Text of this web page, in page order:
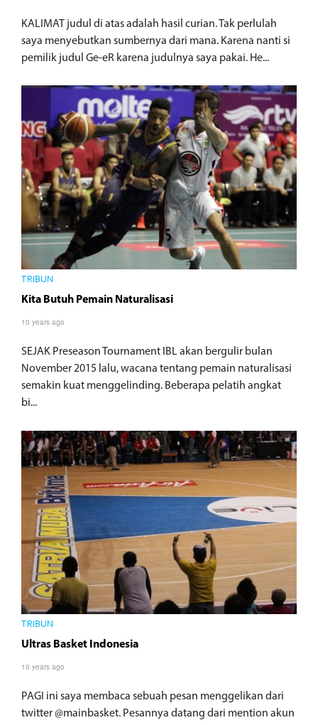
KALIMAT judul di atas adalah hasil curian. Tak perlulah
saya menyebutkan sumbernya dari mana. Karena nanti si
pemilik judul Ge-eR karena judulnya saya pakai. He...
TRIBUN
Kita Butuh Pemain Naturalisasi
10 years ago
SEJAK Preseason Tournament IBL akan bergulir bulan
November 2015 lalu, wacana tentang pemain naturalisasi
semakin kuat menggelinding. Beberapa pelatih angkat
bi...
TRIBUN
Ultras Basket Indonesia
10 years ago
PAGI ini saya membaca sebuah pesan menggelikan dari
twitter @mainbasket. Pesannya datang dari mention akun